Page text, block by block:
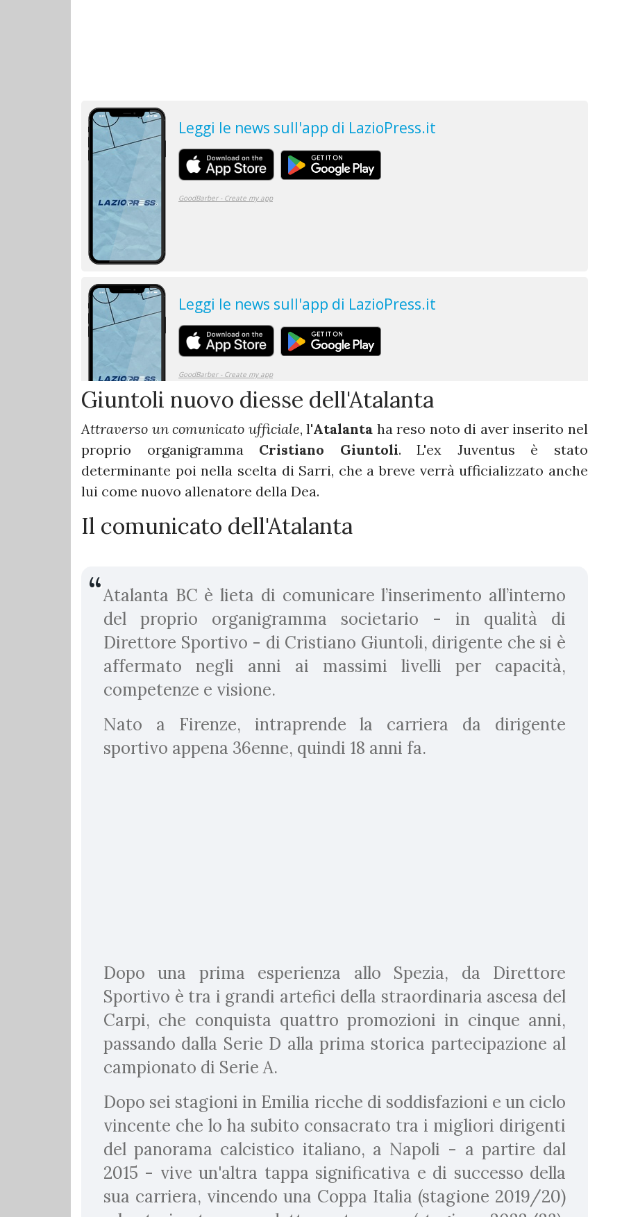
Giuntoli nuovo diesse dell'Atalanta
Attraverso un comunicato ufficiale, l'Atalanta ha reso noto di aver inserito nel
proprio organigramma Cristiano Giuntoli. L'ex Juventus è stato
determinante poi nella scelta di Sarri, che a breve verrà ufficializzato anche
lui come nuovo allenatore della Dea.
Il comunicato dell'Atalanta
Atalanta BC è lieta di comunicare l’inserimento all’interno
del proprio organigramma societario - in qualità di
Direttore Sportivo - di Cristiano Giuntoli, dirigente che si è
affermato negli anni ai massimi livelli per capacità,
competenze e visione.
Nato a Firenze, intraprende la carriera da dirigente
sportivo appena 36enne, quindi 18 anni fa.
Dopo una prima esperienza allo Spezia, da Direttore
Sportivo è tra i grandi artefici della straordinaria ascesa del
Carpi, che conquista quattro promozioni in cinque anni,
passando dalla Serie D alla prima storica partecipazione al
campionato di Serie A.
Dopo sei stagioni in Emilia ricche di soddisfazioni e un ciclo
vincente che lo ha subito consacrato tra i migliori dirigenti
del panorama calcistico italiano, a Napoli - a partire dal
2015 - vive un'altra tappa significativa e di successo della
sua carriera, vincendo una Coppa Italia (stagione 2019/20)